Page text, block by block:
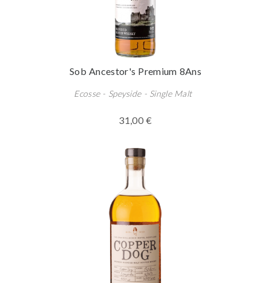
Sob Ancestor's Premium 8Ans
Ecosse - Speyside - Single Malt
31,00 €